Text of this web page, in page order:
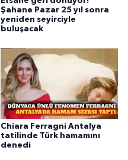
Şahane Pazar 25 yıl sonra
yeniden seyirciyle
buluşacak
Chiara Ferragni Antalya
tatilinde Türk hamamını
denedi